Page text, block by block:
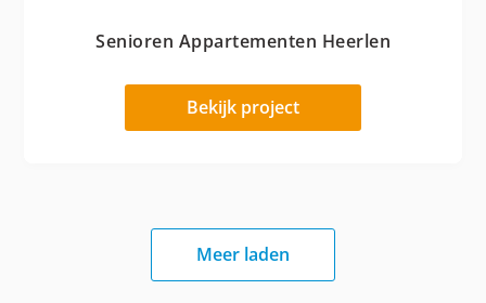
Senioren Appartementen Heerlen
Bekijk project
Meer laden